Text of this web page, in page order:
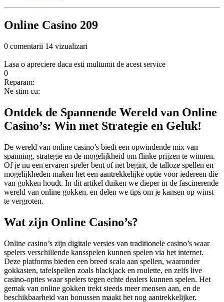
Online Casino 209
0 comentarii 14 vizualizari
Lasa o apreciere daca esti multumit de acest service
0
Reparam:
Ne stim cu:
Ontdek de Spannende Wereld van Online
Casino’s: Win met Strategie en Geluk!
De wereld van online casino’s biedt een opwindende mix van
spanning, strategie en de mogelijkheid om flinke prijzen te winnen.
Of je nu een ervaren speler bent of net begint, de talloze spellen en
mogelijkheden maken het een aantrekkelijke optie voor iedereen die
van gokken houdt. In dit artikel duiken we dieper in de fascinerende
wereld van online gokken, en delen we tips om je kansen op winst
te vergroten.
Wat zijn Online Casino’s?
Online casino’s zijn digitale versies van traditionele casino’s waar
spelers verschillende kansspelen kunnen spelen via het internet.
Deze platforms bieden een breed scala aan spellen, waaronder
gokkasten, tafelspellen zoals blackjack en roulette, en zelfs live
casino-opties waar spelers tegen echte dealers kunnen spelen. Het
gemak van online gokken trekt steeds meer mensen aan, en de
beschikbaarheid van bonussen maakt het nog aantrekkelijker.